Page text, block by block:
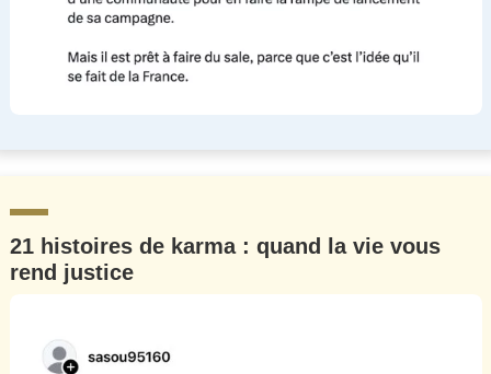
21 histoires de karma : quand la vie vous
rend justice